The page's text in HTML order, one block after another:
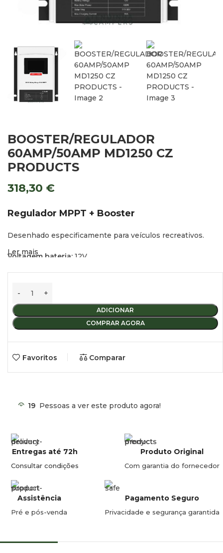
BOOSTER/REGULADOR
60AMP/50AMP MD1250 CZ
PRODUCTS
318,30 €
Regulador MPPT + Booster
Desenhado especificamente para veículos recreativos.
Voltagem bateria: 12V.
Tipos de bateria selecionáveis:
personalizável.
Corrente de carga:50A.
Voltagem máxima do painel solar:
Máxima entrada do painel solar:700W.
Bateria de arranque (alternador):12V-24V.
Bateria de arranque:
Gama de tensão do alternador:
13,2-16V (convencional), 12-
16V (Euro 6).
25A.
Ler mais
ADICIONAR
COMPRAR AGORA
Favoritos Comparar
19 Pessoas a ver este produto agora!
Entregas até 72h
Consultar condições
Produto Original
Com garantia do fornecedor
Assistência
Pré e pós-venda
Pagamento Seguro
Privacidade e segurança garantida